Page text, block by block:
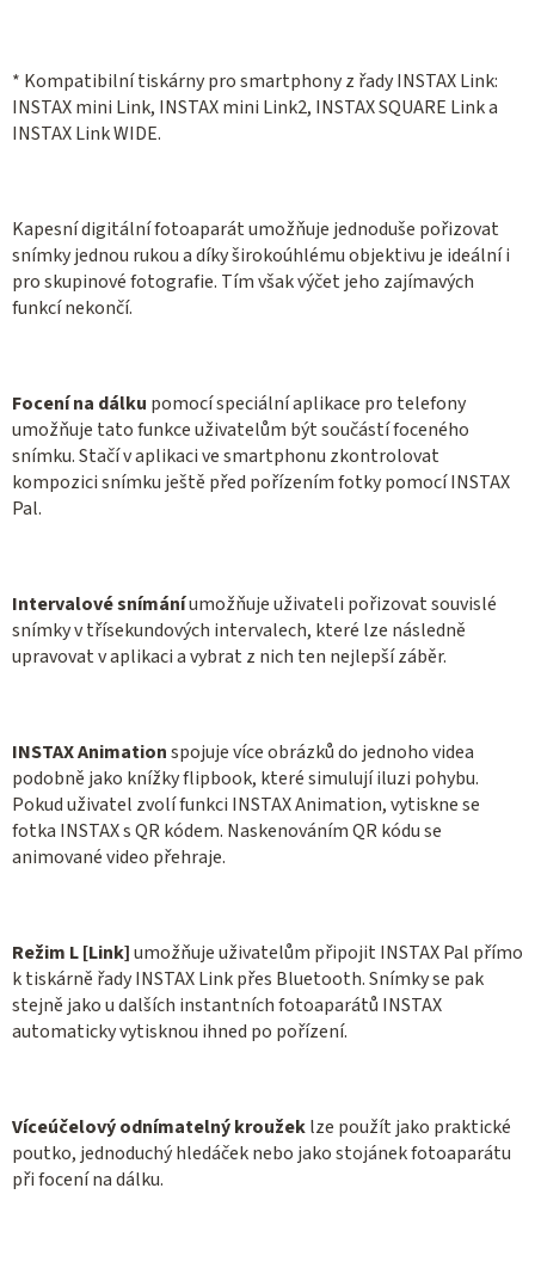
* Kompatibilní tiskárny pro smartphony z řady INSTAX Link:
INSTAX mini Link, INSTAX mini Link2, INSTAX SQUARE Link a
INSTAX Link WIDE.
Kapesní digitální fotoaparát umožňuje jednoduše pořizovat
snímky jednou rukou a díky širokoúhlému objektivu je ideální i
pro skupinové fotografie. Tím však výčet jeho zajímavých
funkcí nekončí.
Focení na dálku pomocí speciální aplikace pro telefony
umožňuje tato funkce uživatelům být součástí foceného
snímku. Stačí v aplikaci ve smartphonu zkontrolovat
kompozici snímku ještě před pořízením fotky pomocí INSTAX
Pal.
Intervalové snímáníumožňuje uživateli pořizovat souvislé
snímky v třísekundových intervalech, které lze následně
upravovat v aplikaci a vybrat z nich ten nejlepší záběr.
INSTAX Animationspojuje více obrázků do jednoho videa
podobně jako knížky flipbook, které simulují iluzi pohybu.
Pokud uživatel zvolí funkci INSTAX Animation, vytiskne se
fotka INSTAX s QR kódem. Naskenováním QR kódu se
animované video přehraje.
Režim L [Link]umožňuje uživatelům připojit INSTAX Pal přímo
k tiskárně řady INSTAX Link přes Bluetooth. Snímky se pak
stejně jako u dalších instantních fotoaparátů INSTAX
automaticky vytisknou ihned po pořízení.
Víceúčelový odnímatelný kroužeklze použít jako praktické
poutko, jednoduchý hledáček nebo jako stojánek fotoaparátu
při focení na dálku.